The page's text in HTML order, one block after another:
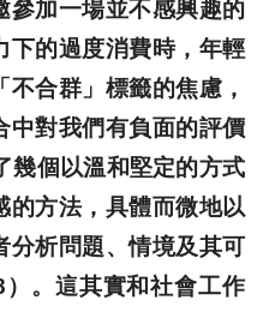
參加一場並不感興趣的
下的過度消費時，年輕
合群」標籤的焦慮，
中對我們有負面的評價
幾個以溫和堅定的方式
的方法，具體而微地以
分析問題、情境及其可
。這其實和社會工作